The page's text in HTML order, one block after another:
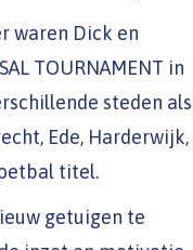
waren Dick en
TOURNAMENT in
steden als
Ede, Harderwijk,
titel.
getuigen te